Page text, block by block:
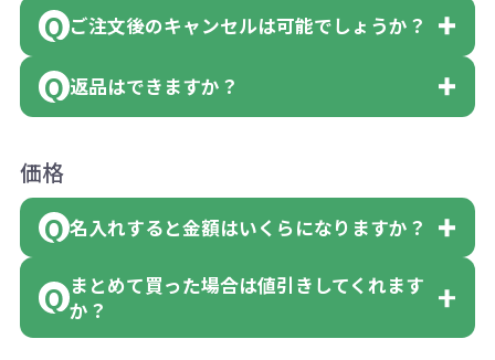
個以上でしたら、何個でも可能です。
但し、ロゴなど名入れ印刷をされる場
合、商品本体の色にあわせて印刷色を変
詳細に「色・柄 取り混ぜ」のラベルや商
ている商品に付きましては色指定が出来
ません。
ただいた場合には4色がそれぞれ等分で10
0個ずつ入って参ります。
（割り切れない場合は数個単位で前後す
る場合もございます）
色指定できる商品に付きましては商品詳
「選べる本体色」のラベルが付いている
商品は、本体色の指定が可能です。
商品によって色指定可能な数量が異なり
「セルトナ・ツートンポータブルスクエ
「セルトナ・ツートンポータブルスクエ
ご注文後のキャンセルは可能でしょうか？
お客様都合でのキャンセルは、制作過程
ご注文の際は、十分にご確認・ご検討を
お願いいたします。
返品はできますか？
了承ください。
ただし下記の場合は承っておりますので
お問合せください。
●初期不良または不良品（破損、故障）
の場合
価格
名入れすると金額はいくらになりますか？
名入れありの場合の代金の計算方法は下
記の通りです。
まとめて買った場合は値引きしてくれます
か？